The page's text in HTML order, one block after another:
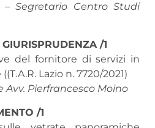
Segretario Centro Studi
/1
del fornitore di servizi in
Lazio n. 7720/2021)
Avv. Pierfrancesco Moino
/1